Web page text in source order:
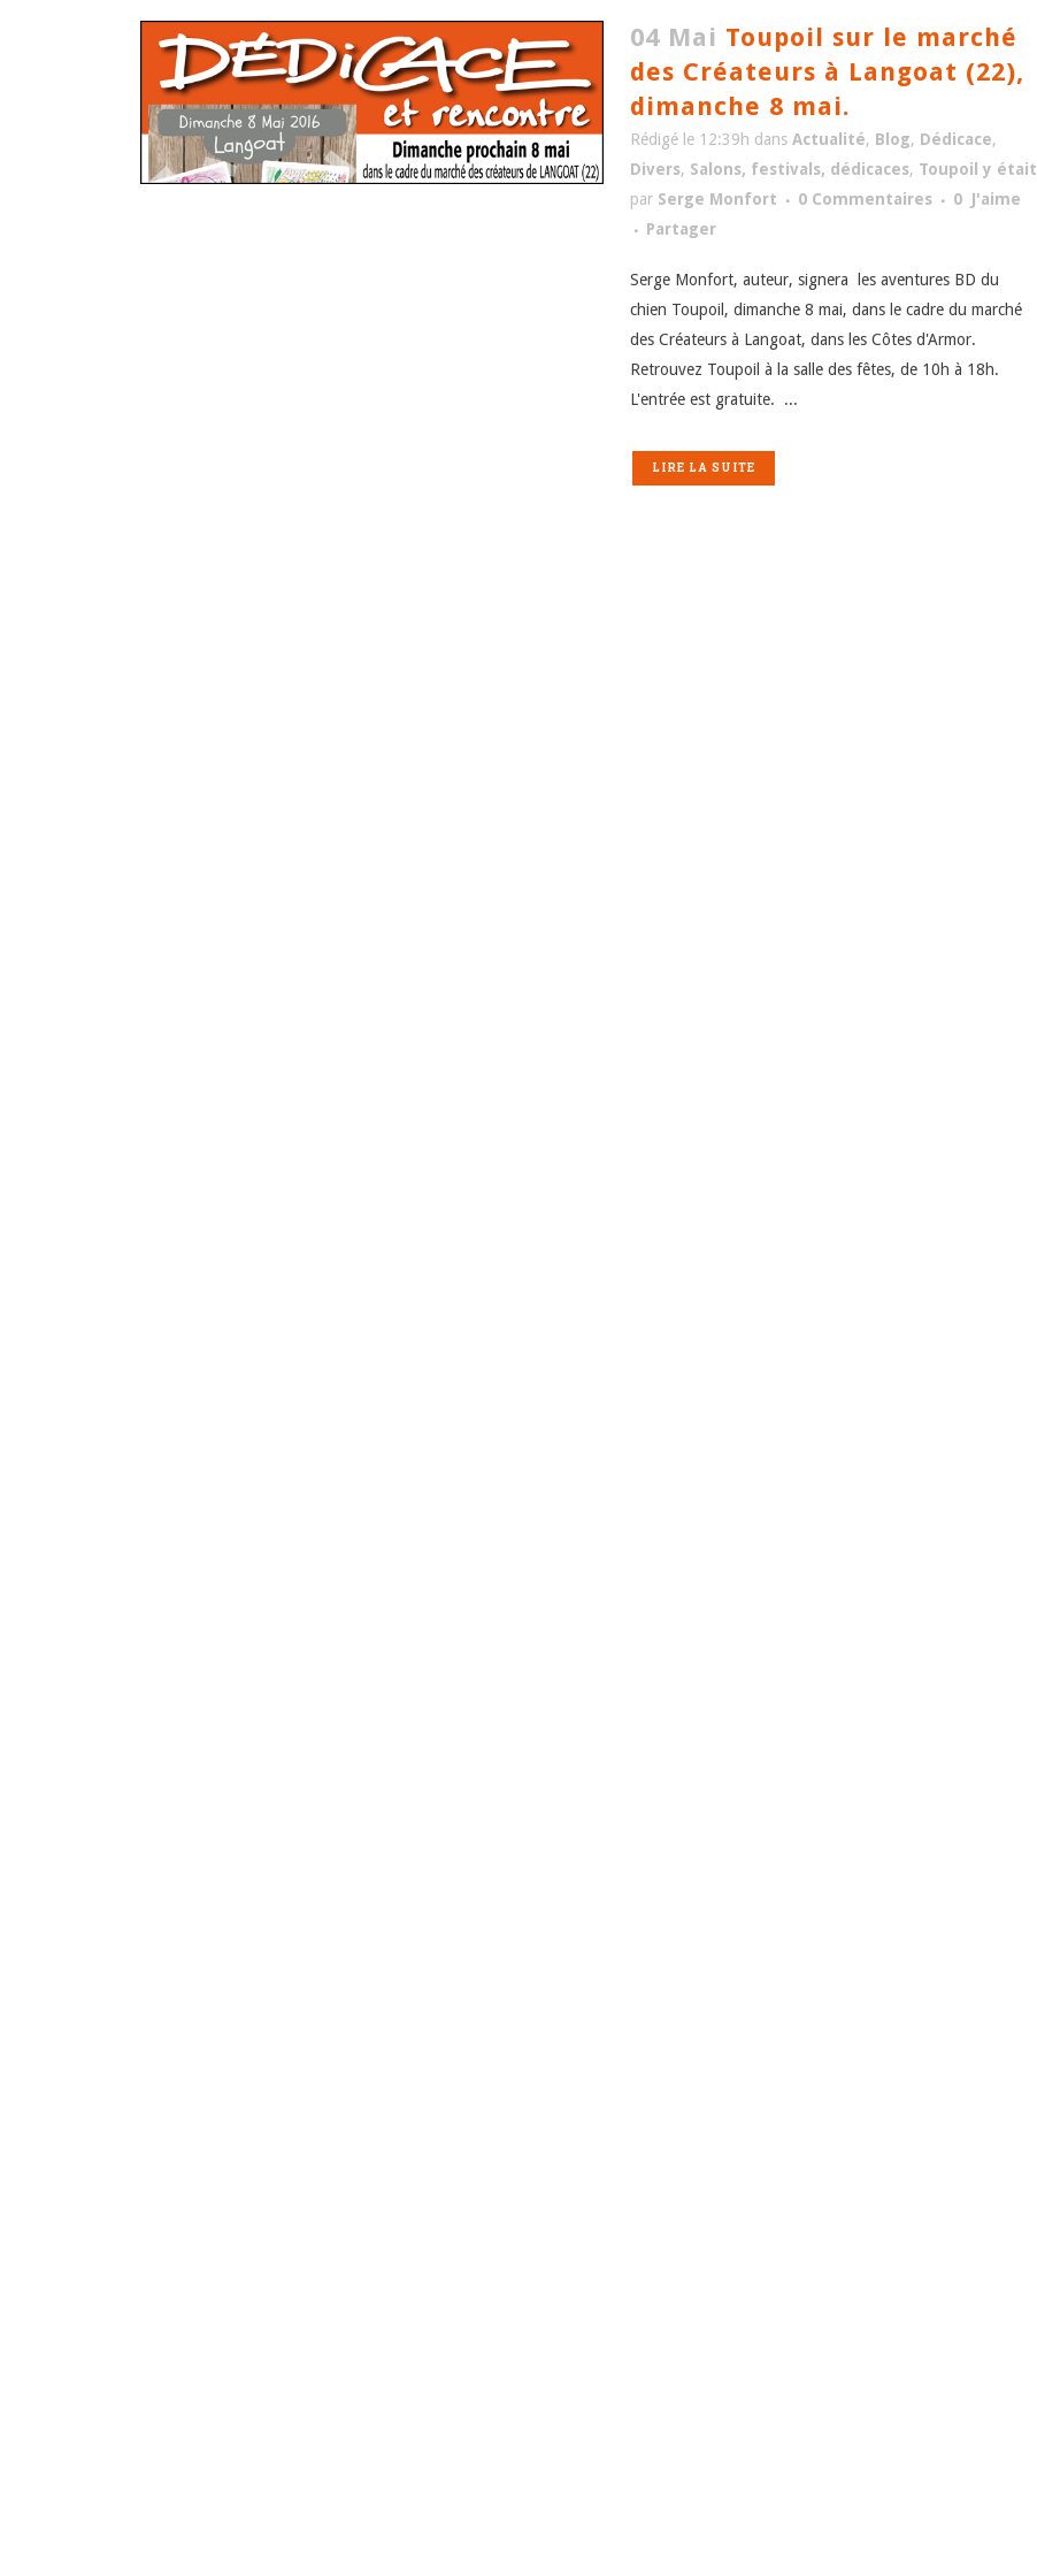
04 Mai Toupoil sur le marché
des Créateurs à Langoat (22),
dimanche 8 mai.
Rédigé le 12:39h dans Actualité, Blog, Dédicace,
Divers, Salons, festivals, dédicaces, Toupoil y était
par Serge Monfort 0 Commentaires 0 J'aime
Partager
Serge Monfort, auteur, signera les aventures BD du
chien Toupoil, dimanche 8 mai, dans le cadre du marché
des Créateurs à Langoat, dans les Côtes d'Armor.
Retrouvez Toupoil à la salle des fêtes, de 10h à 18h.
L'entrée est gratuite. ...
LIRE LA SUITE